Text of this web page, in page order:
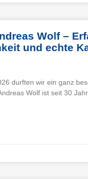
Wolf –
und echte
durften wir ein ganz
Wolf ist seit 30